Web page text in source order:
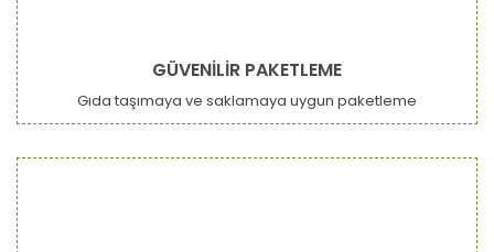
GÜVENİLİR PAKETLEME
Gıda taşımaya ve saklamaya uygun paketleme